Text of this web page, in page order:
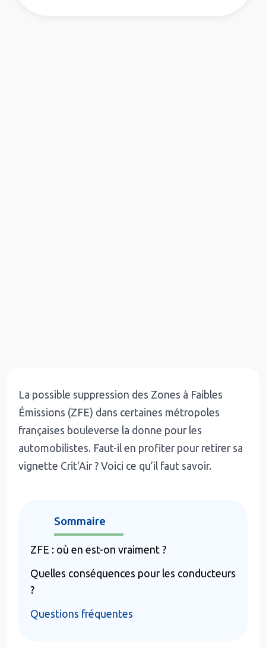
La possible suppression des Zones à Faibles
Émissions (ZFE) dans certaines métropoles
françaises bouleverse la donne pour les
automobilistes. Faut-il en profiter pour retirer sa
vignette Crit'Air ? Voici ce qu’il faut savoir.
Sommaire
ZFE : où en est-on vraiment ?
Quelles conséquences pour les conducteurs
?
Questions fréquentes